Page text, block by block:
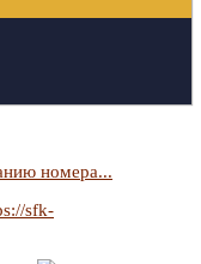
номера...
sfk-